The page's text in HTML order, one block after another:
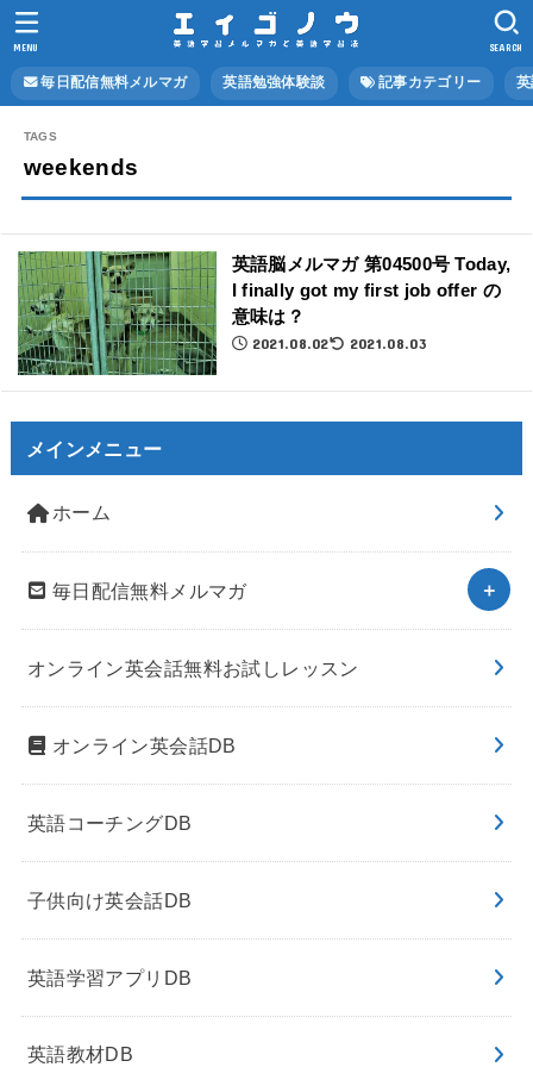
毎日配信無料メルマガ 英語勉強体験談 記事カテゴリー
SEARCH
MENU
weekends
英語脳メルマガ 第04500号 Today,
I finally got my first job offer の
意味は？
2021.08.02 2021.08.03
メインメニュー
ホーム
毎日配信無料メルマガ
オンライン英会話無料お試しレッスン
オンライン英会話DB
英語コーチングDB
子供向け英会話DB
英語学習アプリDB
英語教材DB